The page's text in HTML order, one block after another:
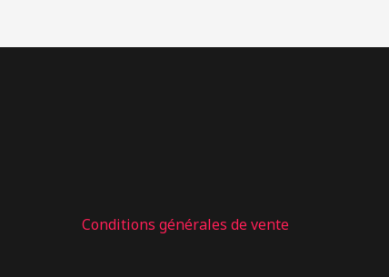
Conditions générales de vente
: 01 – RADIATEUR MAX EVO / J125 MAX /